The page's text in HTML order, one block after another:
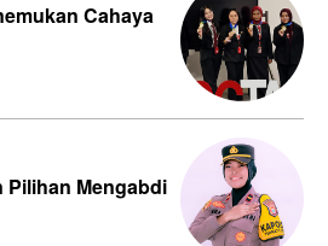
Cahaya
Pilihan Mengabdi